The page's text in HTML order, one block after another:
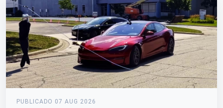
PUBLICADO 07 AUG 2026